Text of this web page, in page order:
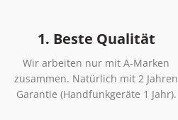
1. Beste Qualität
Wir arbeiten nur mit A-Marken
zusammen. Natürlich mit 2 Jahren
Garantie (Handfunkgeräte 1 Jahr).